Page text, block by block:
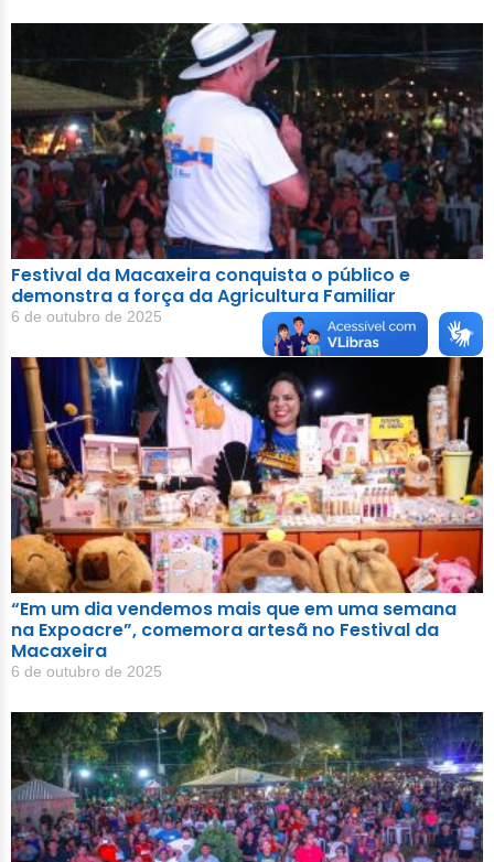
Festival da Macaxeira conquista o público e
demonstra a força da Agricultura Familiar
6 de outubro de 2025
“Em um dia vendemos mais que em uma semana
na Expoacre”, comemora artesã no Festival da
Macaxeira
6 de outubro de 2025